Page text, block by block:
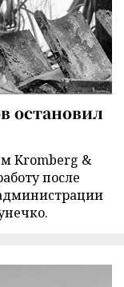
остановил
Kromberg &
после